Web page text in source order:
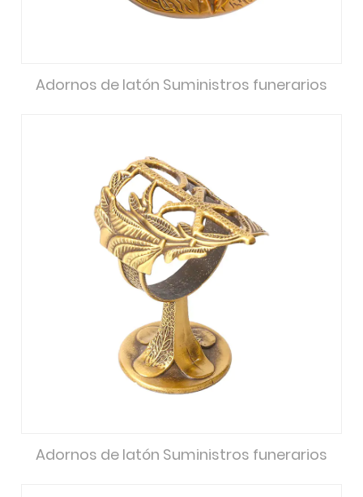
Adornos de latón Suministros funerarios
Adornos de latón Suministros funerarios